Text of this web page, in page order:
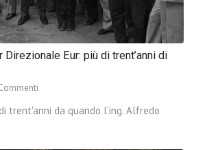
Eur: più di trent’anni di
trent'anni da quando l’ing. Alfredo